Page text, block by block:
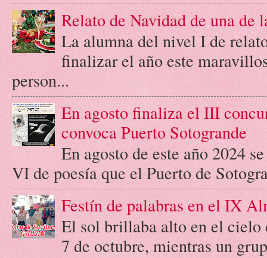
Relato de Navidad de una de
La alumna del nivel I de
finalizar el año este
person...
En agosto finaliza el III
convoca Puerto Sotogrande
En agosto de este año 2024
VI de poesía que el Puerto de
Festín de palabras en el IX
El sol brillaba alto en el cielo
7 de octubre, mientras un